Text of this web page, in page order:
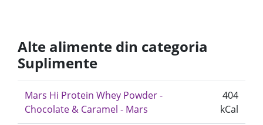
Alte alimente din categoria
Suplimente
Mars Hi Protein Whey Powder -
Chocolate & Caramel - Mars
404
kCal